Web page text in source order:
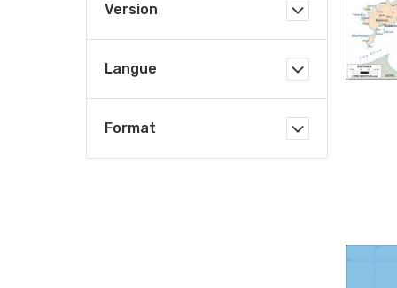
Version
Langue
Format